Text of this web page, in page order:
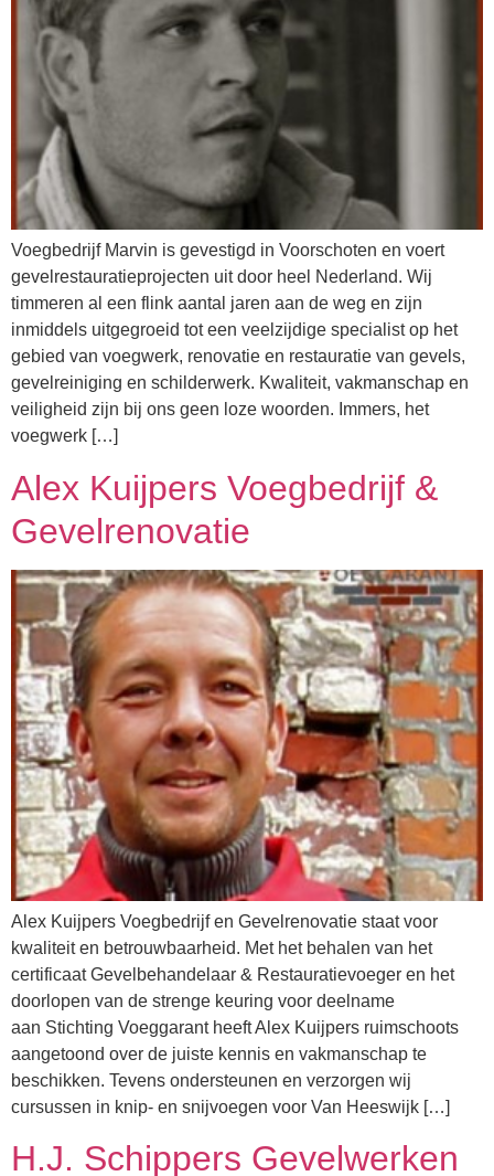
Voegbedrijf Marvin is gevestigd in Voorschoten en voert
gevelrestauratieprojecten uit door heel Nederland. Wij
timmeren al een flink aantal jaren aan de weg en zijn
inmiddels uitgegroeid tot een veelzijdige specialist op het
gebied van voegwerk, renovatie en restauratie van gevels,
gevelreiniging en schilderwerk. Kwaliteit, vakmanschap en
veiligheid zijn bij ons geen loze woorden. Immers, het
voegwerk […]
Alex Kuijpers Voegbedrijf &
Gevelrenovatie
Alex Kuijpers Voegbedrijf en Gevelrenovatie staat voor
kwaliteit en betrouwbaarheid. Met het behalen van het
certificaat Gevelbehandelaar & Restauratievoeger en het
doorlopen van de strenge keuring voor deelname
aan Stichting Voeggarant heeft Alex Kuijpers ruimschoots
aangetoond over de juiste kennis en vakmanschap te
beschikken. Tevens ondersteunen en verzorgen wij
cursussen in knip- en snijvoegen voor Van Heeswijk […]
H.J. Schippers Gevelwerken